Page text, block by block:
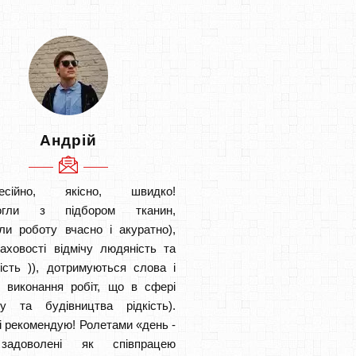
Андрій
якісно, швидко!
з підбором тканин,
роботу вчасно і акуратно),
відмічу людяність та
)), дотримуються слова і
виконання робіт, що в сфері
та будівництва рідкість).
рекомендую! Ролетами «день -
як співпрацею